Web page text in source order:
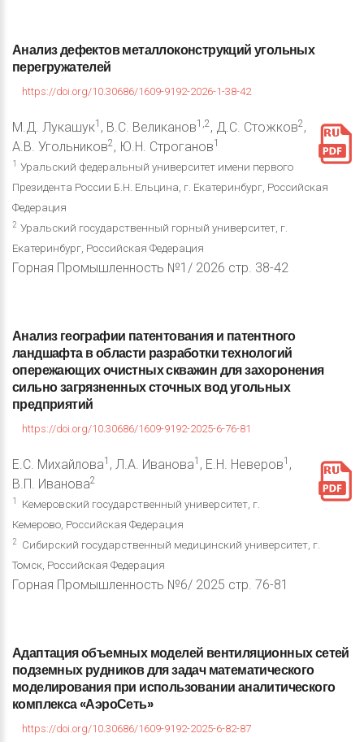
Анализдефектовметаллоконструкцийугольных
перегружателей
https://doi.org/10.30686/1609-9192-2026-1-38-42
М.Д. Лукашук1 , В.С. Великанов1,2 , Д.С. Стожков2 ,
А.В. Угольников2 , Ю.Н. Строганов1
1 Уральский федеральный университет имени первого
Президента России Б.Н. Ельцина, г. Екатеринбург, Российская
Федерация
2 Уральский государственный горный университет, г.
Екатеринбург, Российская Федерация
Горная Промышленность №1/ 2026 стр. 38-42
Анализгеографии патентованияи патентного
ландшафтавобласти разработкитехнологий
опережающихочистныхскважиндлязахоронения
сильнозагрязненныхсточныхводугольных
предприятий
https://doi.org/10.30686/1609-9192-2025-6-76-81
Е.С. Михайлова1 , Л.А. Иванова1 , Е.Н. Неверов1 ,
В.П. Иванова2
1
Кемеровский государственный университет, г.
Кемерово, Российская Федерация
2
Сибирский государственный медицинский университет, г.
Томск, Российская Федерация
Горная Промышленность №6/ 2025 стр. 76-81
Адаптацияобъемных моделей вентиляционныхсетей
подземныхрудниковдлязадач математического
моделирования при использованиианалитического
комплекса«АэроСеть»
https://doi.org/10.30686/1609-9192-2025-6-82-87